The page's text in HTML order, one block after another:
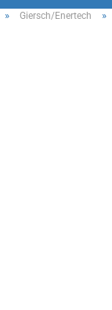
» Giersch/Enertech »